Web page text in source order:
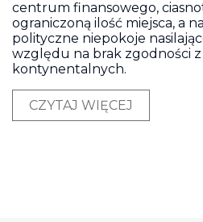
centrum finansowego,
ograniczoną ilość miejsca, a
polityczne niepokoje
względu na brak zgodności
kontynentalnych.
CZYTAJ WIĘCEJ